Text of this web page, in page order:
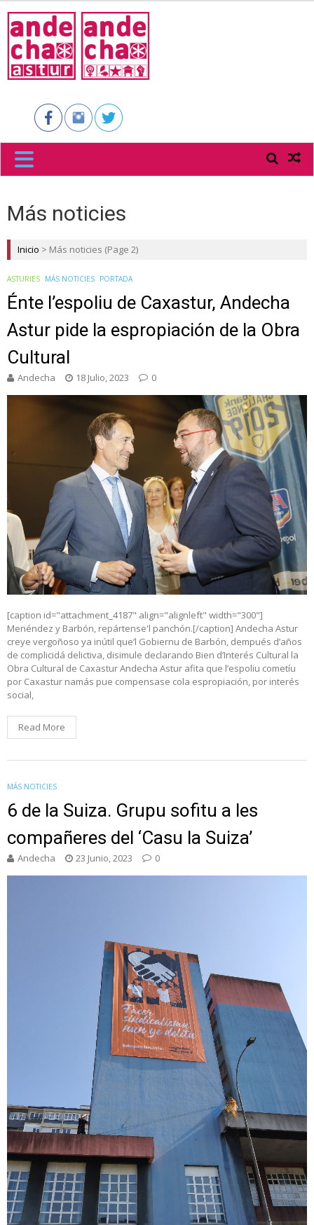
ASTUR
Más noticies
Inicio > Más noticies (Page 2)
ASTURIES MÁS NOTICIES PORTADA
Énte l’espoliu de Caxastur, Andecha
Astur pide la espropiación de la Obra
Cultural
Andecha 18 Julio, 2023 0
[caption id="attachment_4187" align="alignleft" width="300"]
Menéndez y Barbón, repártense'l panchón.[/caption] Andecha Astur
creye vergoñoso ya inútil que’l Gobiernu de Barbón, dempués d’años
de complicidá delictiva, disimule declarando Bien d’Interés Cultural la
Obra Cultural de Caxastur Andecha Astur afita que l’espoliu cometíu
por Caxastur namás pue compensase cola espropiación, por interés
social,
Read More
MÁS NOTICIES
6 de la Suiza. Grupu sofitu a les
compañeres del ‘Casu la Suiza’
Andecha 23 Junio, 2023 0